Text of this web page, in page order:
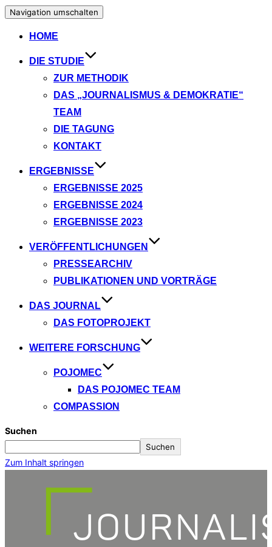
Navigation umschalten
HOME
DIE STUDIE
ZUR METHODIK
DAS „JOURNALISMUS & DEMOKRATIE“
TEAM
DIE TAGUNG
KONTAKT
ERGEBNISSE
ERGEBNISSE 2025
ERGEBNISSE 2024
ERGEBNISSE 2023
VERÖFFENTLICHUNGEN
PRESSEARCHIV
PUBLIKATIONEN UND VORTRÄGE
DAS JOURNAL
DAS FOTOPROJEKT
WEITERE FORSCHUNG
POJOMEC
DAS POJOMEC TEAM
COMPASSION
Suchen
Suchen
Zum Inhalt springen